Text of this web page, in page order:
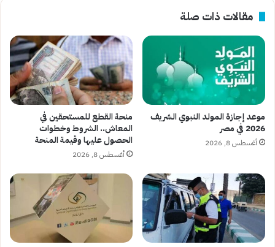
مقالات ذات صلة
موعد إجازة المولد النبوي الشريف
2026 في مصر
أغسطس 8, 2026
منحة القطع للمستحقين في
المعاش.. الشروط وخطوات
الحصول عليها وقيمة المنحة
أغسطس 8, 2026